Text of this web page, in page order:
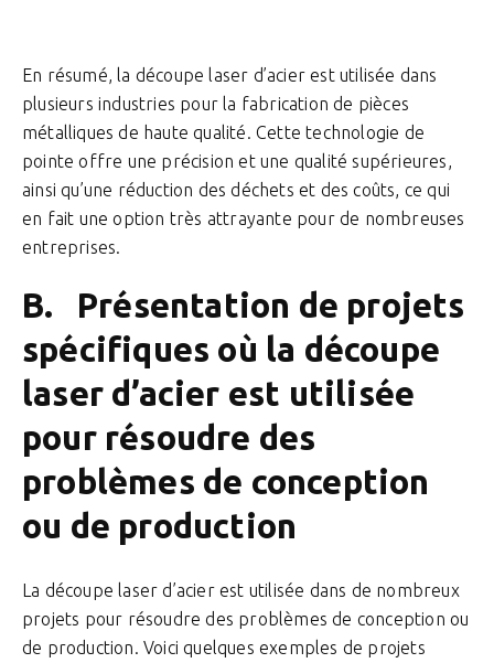
En résumé, la découpe laser d’acier est utilisée dans
plusieurs industries pour la fabrication de pièces
métalliques de haute qualité. Cette technologie de
pointe offre une précision et une qualité supérieures,
ainsi qu’une réduction des déchets et des coûts, ce qui
en fait une option très attrayante pour de nombreuses
entreprises.
B. Présentation de projets
spécifiques où la découpe
laser d’acier est utilisée
pour résoudre des
problèmes de conception
ou de production
La découpe laser d’acier est utilisée dans de nombreux
projets pour résoudre des problèmes de conception ou
de production. Voici quelques exemples de projets